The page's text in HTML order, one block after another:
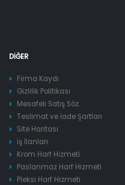
DIĞER
Firma Kaydı
Gizlilik Politikası
Mesafeli Satış Söz.
Teslimat ve İade Şartları
Site Haritası
İş İlanları
Krom Harf Hizmeti
Paslanmaz Harf Hizmeti
Pleksi Harf Hizmeti